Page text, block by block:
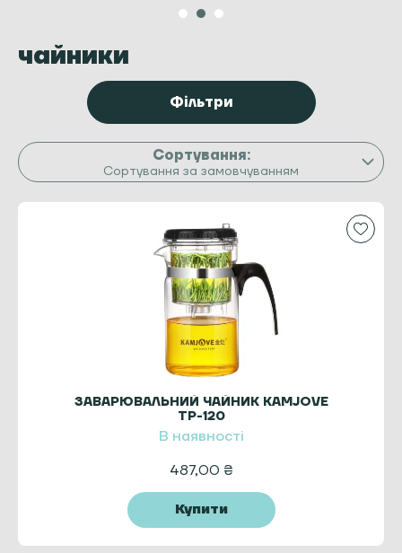
чайники
Фільтри
Сортування за замовчуванням
ЗАВАРЮВАЛЬНИЙ ЧАЙНИК KAMJOVE
TP-120
В наявності
487,00 ₴
Купити